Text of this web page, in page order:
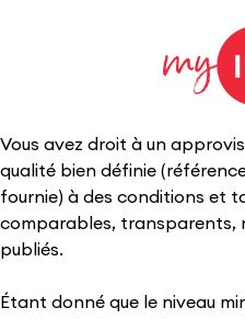
Vous avez droit à un
qualité bien définie
fournie) à des conditions et
comparables, transparents,
publiés.
Étant donné que le niveau